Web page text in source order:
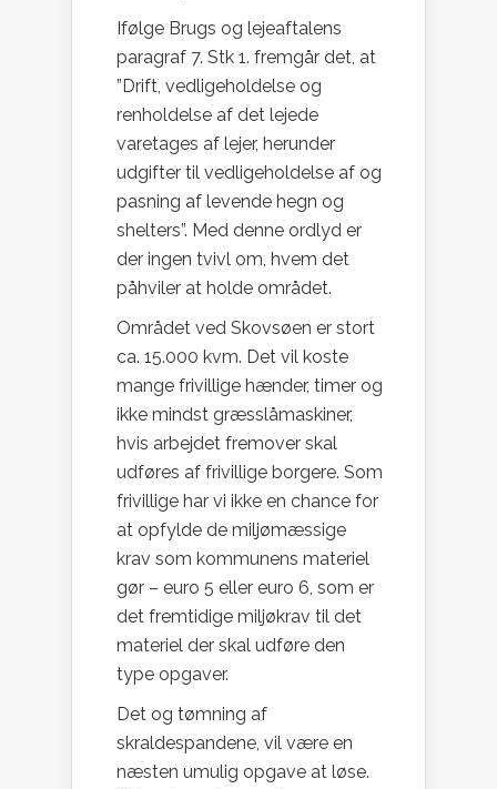
Ifølge Brugs og lejeaftalens
paragraf 7. Stk 1. fremgår det, at
”Drift, vedligeholdelse og
renholdelse af det lejede
varetages af lejer, herunder
udgifter til vedligeholdelse af og
pasning af levende hegn og
shelters”. Med denne ordlyd er
der ingen tvivl om, hvem det
påhviler at holde området.
Området ved Skovsøen er stort
ca. 15.000 kvm. Det vil koste
mange frivillige hænder, timer og
ikke mindst græsslåmaskiner,
hvis arbejdet fremover skal
udføres af frivillige borgere. Som
frivillige har vi ikke en chance for
at opfylde de miljømæssige
krav som kommunens materiel
gør – euro 5 eller euro 6, som er
det fremtidige miljøkrav til det
materiel der skal udføre den
type opgaver.
Det og tømning af
skraldespandene, vil være en
næsten umulig opgave at løse.